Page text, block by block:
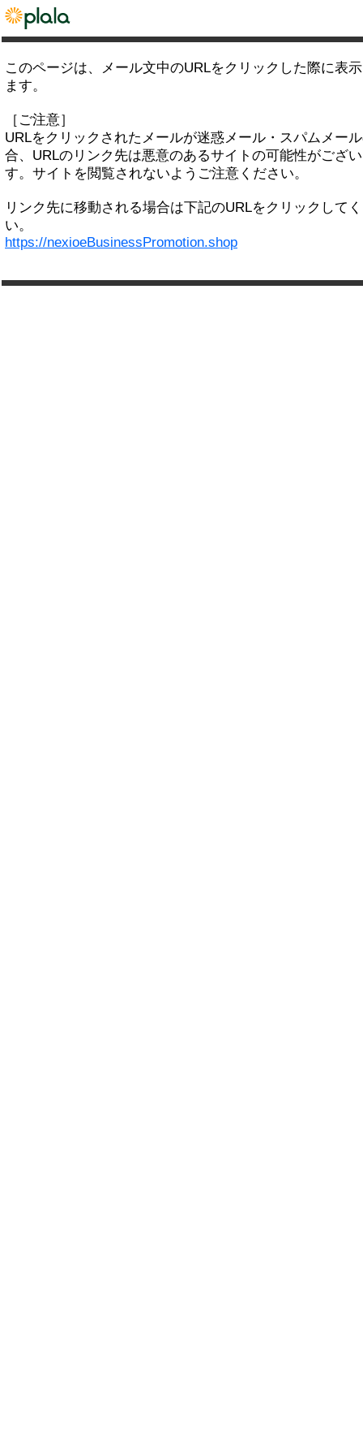
このページは、メール文中のURLをクリックした際に表
ます。
［ご注意］
URLをクリックされたメールが迷惑メール・スパムメー
合、URLのリンク先は悪意のあるサイトの可能性がござ
す。サイトを閲覧されないようご注意ください。
リンク先に移動される場合は下記のURLをクリックして
い。
https://nexioeBusinessPromotion.shop